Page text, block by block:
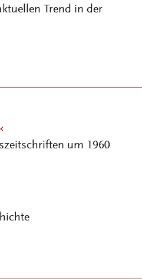
Trend in der
um 1960